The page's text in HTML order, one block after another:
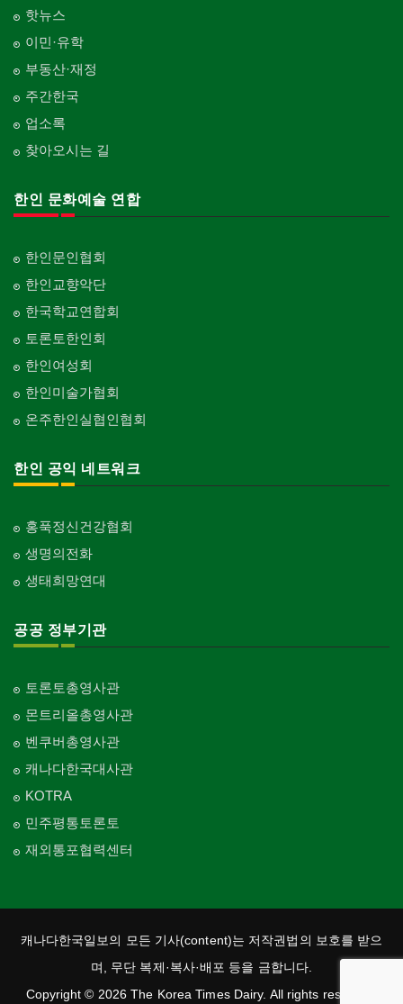
핫뉴스
이민·유학
부동산·재정
주간한국
업소록
찾아오시는 길
한인 문화예술 연합
한인문인협회
한인교향악단
한국학교연합회
토론토한인회
한인여성회
한인미술가협회
온주한인실협인협회
한인 공익 네트워크
홍푹정신건강협회
생명의전화
생태희망연대
공공 정부기관
토론토총영사관
몬트리올총영사관
벤쿠버총영사관
캐나다한국대사관
KOTRA
민주평통토론토
재외통포협력센터
캐나다한국일보의 모든 기사(content)는 저작권법의 보호를 받으
며, 무단 복제·복사·배포 등을 금합니다.
Copyright © 2026 The Korea Times Dairy. All rights reserved.